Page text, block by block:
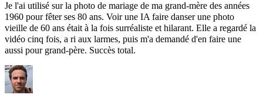
Je l'ai utilisé sur la photo de mariage de ma grand-mère des années
1960 pour fêter ses 80 ans. Voir une IA faire danser une photo
vieille de 60 ans était à la fois surréaliste et hilarant. Elle a regardé la
vidéo cinq fois, a ri aux larmes, puis m'a demandé d'en faire une
aussi pour grand-père. Succès total.